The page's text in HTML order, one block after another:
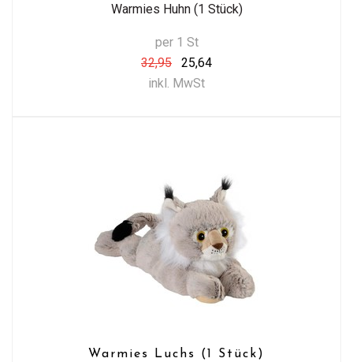
Warmies Huhn (1 Stück)
per 1 St
32,95
25,64
inkl. MwSt
Warmies Luchs (1 Stück)